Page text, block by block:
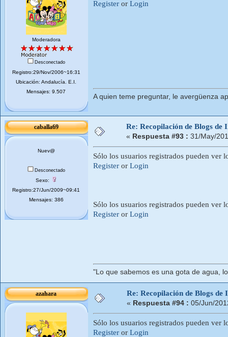
Moderadora
Desconectado
Registro:29/Nov/2006~16:31
Ubicación: Andalucí­a. E.I.
Mensajes: 9.507
Register or Login
A quien teme preguntar, le avergüenza
caballa69
Nuev@
Desconectado
Sexo:
Registro:27/Jun/2009~09:41
Mensajes: 386
Re: Recopilación de Blogs de
« Respuesta #93 : 31/May/
Sólo los usuarios registrados pueden ver
Register or Login
Sólo los usuarios registrados pueden ver
Register or Login
"Lo que sabemos es una gota de agua,
azahara Re: Recopilación de Blogs de
« Respuesta #94 : 05/Jun/
Sólo los usuarios registrados pueden ver
Register or Login